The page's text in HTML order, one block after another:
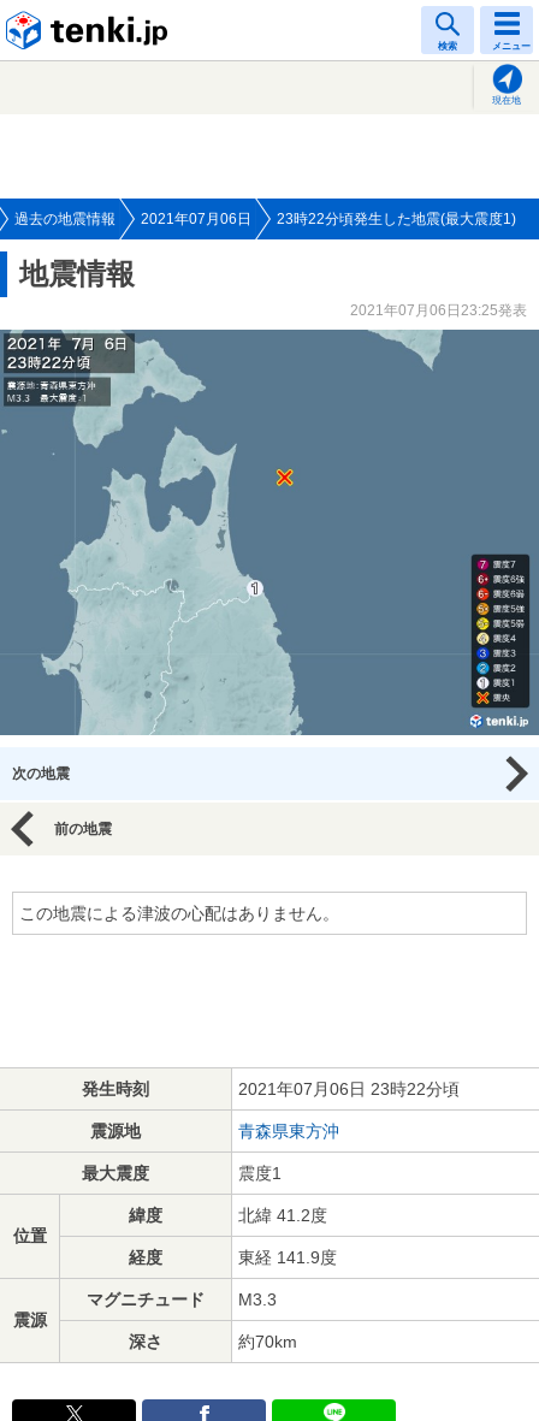
検索 メニュー
現在地
過去の地震情報 2021年07月06日 23時22分頃発生した地震(最大震度1)
地震情報
2021年07月06日23:25発表
次の地震
前の地震
この地震による津波の心配はありません。
発生時刻 2021年07月06日 23時22分頃
震源地 青森県東方沖
最大震度 震度1
位置
緯度 北緯 41.2度
経度 東経 141.9度
震源
マグニチュード M3.3
深さ 約70km